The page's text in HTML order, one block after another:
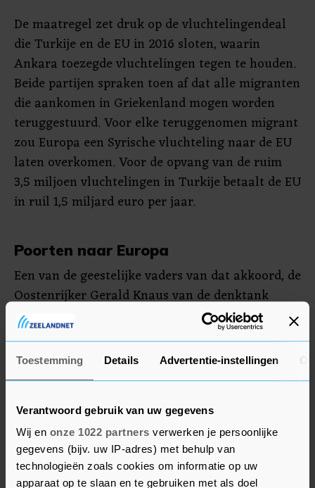
Toestemming Details Advertentie-instellingen
Verantwoord gebruik van uw gegevens
Wij en onze 1022 partners verwerken je persoonlijke
gegevens (bijv. uw IP-adres) met behulp van
technologieën zoals cookies om informatie op uw
apparaat op te slaan en te gebruiken met als doel
De maatregel zet druk op de vluchtelingendeal
die Turkije en de EU in 2016 sloten, waarin
Ankara toezegde vluchtelingen tegen te houden.
Beide partijen spraken toen af dat alle migranten
die aankomen in Griekenland mogen worden
teruggestuurd. Voor elke teruggenomen migrant
zou Europa een Syrische vluchteling naar de EU
laten overkomen. Voor de opvang van de ruim
3,5 miljoen vluchtelingen in Turkije betaalt de EU
in ruil 1,5 miljard euro per jaar.
Poorten naar Europa
Een van de geestelijke vaders van dat akkoord, de
Oostenrijker Gerald Knaus van de denktank
Europees Stabiliteit Initiatief, zei vrijdag dat een
internationale conferentie over vluchtelingen uit
Idlib en een vervolg op de EU-Turkijedeal
"dringend nodig" is.
De Turkse president Erdogan heeft al vaker
gedreigd "de poorten naar Europa" open te
zetten, onder meer nadat de EU afgelopen najaar
kritiek had op de Turkse inval in Syrië.